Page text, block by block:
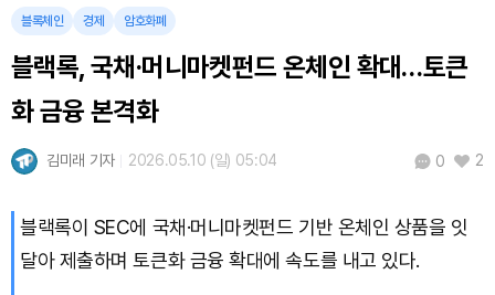
Ethereum (ETH)
Tether USDt (USDT) ₩ 1,407 (+0.01%)
BNB (BNB)
XRP (XRP) ₩1,458(+0.04%)
블록체인 경제 암호화폐
블랙록, 국채·머니마켓펀드 온체인 확대…토큰
화 금융 본격화
김미래 기자 2026.05.10 (일) 05:04 0 2
블랙록이 SEC에 국채·머니마켓펀드 기반 온체인 상품을 잇
달아 제출하며 토큰화 금융 확대에 속도를 내고 있다.